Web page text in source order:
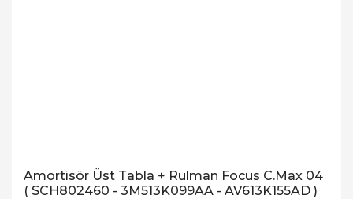
Amortisör Üst Tabla + Rulman Focus C.Max 04
( SCH802460 - 3M513K099AA - AV613K155AD )